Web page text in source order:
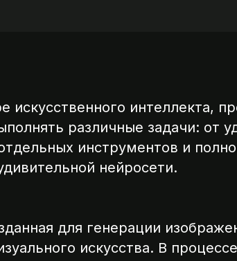
интеллекта,
различные задачи: от
инструментов и
нейросети.
для генерации
искусства. В